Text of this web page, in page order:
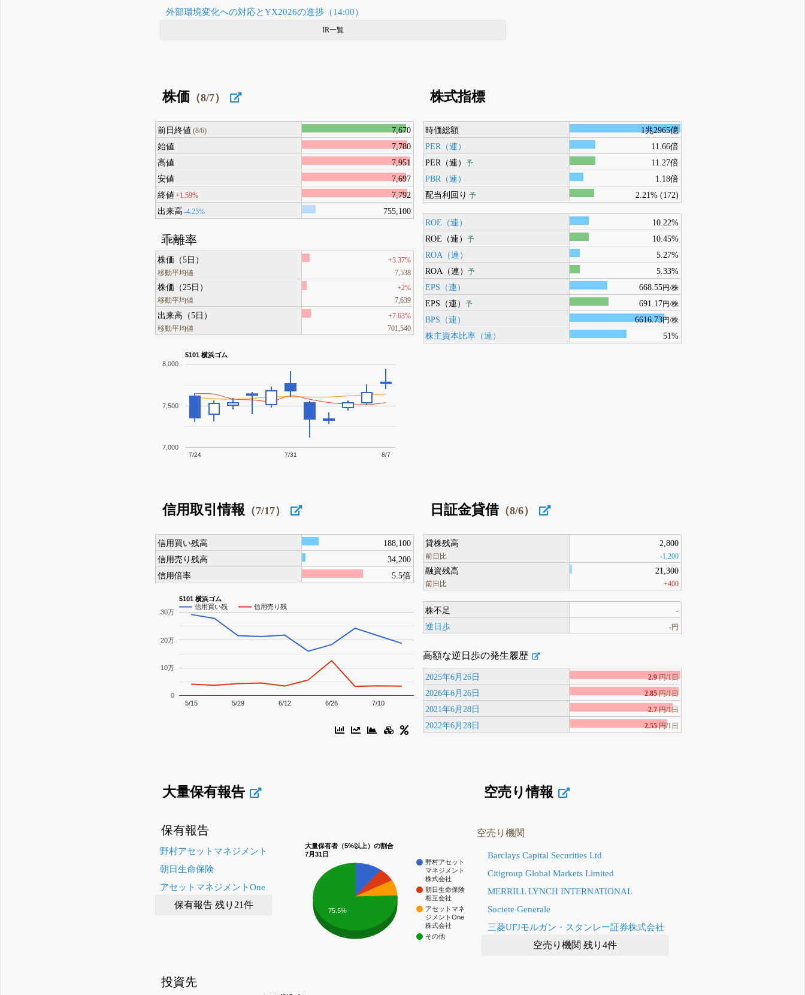
外部環境変化への対応とYX2026の進捗（14:00）
IR一覧
株価 （8/7）
前日終値 (8/6)
7,670
始値
7,780
高値
7,951
安値
7,697
終値 +1.59%
7,792
出来高 -4.25% 755,100
乖離率
株価（5日）
移動平均値
+3.37%
7,538
株価（25日）
移動平均値
+2%
7,639
出来高（5日）
移動平均値
+7.63%
701,540
5101 横浜ゴム
7/24 7/31 8/7
7,000
7,500
8,000
株式指標
時価総額
1兆2965億
PER（連）
11.66倍
PER（連）予
11.27倍
PBR（連）
1.18倍
配当利回り 予 2.21% (172)
ROE（連）
10.22%
ROE（連）予
10.45%
ROA（連）
5.27%
ROA（連）予
5.33%
EPS（連）
668.55円/株
EPS（連）予 691.17円/株
BPS（連） 6616.73円/株
株主資本比率（連） 51%
信用取引情報 （7/17）
信用買い残高
188,100
信用売り残高
34,200
信用倍率
5.5倍
5101 横浜ゴム
信用買い残
信用売り残
5/15 5/29 6/12 6/26 7/10
0
10万
20万
30万
日証金貸借（8/6）
貸株残高
前日比
2,800
-1,200
融資残高
前日比
21,300
+400
株不足
-
逆日歩
-円
高額な逆日歩の発生履歴
2025年6月26日 2.9 円/1日
2026年6月26日 2.85 円/1日
2021年6月28日 2.7 円/1日
2022年6月28日 2.55 円/1日
大量保有報告
保有報告
野村アセットマネジメント
朝日生命保険
アセットマネジメントOne
保有報告 残り21件
大量保有者（5%以上）の割合
7月31日
野村アセット
マネジメント
株式会社
朝日生命保険
相互会社
アセットマネ
ジメントOne
株式会社
その他
75.5%
投資先
空売り情報
空売り機関
Barclays Capital Securities Ltd
Citigroup Global Markets Limited
MERRILL LYNCH INTERNATIONAL
Societe Generale
三菱UFJモルガン・スタンレー証券株式会社
空売り機関 残り4件